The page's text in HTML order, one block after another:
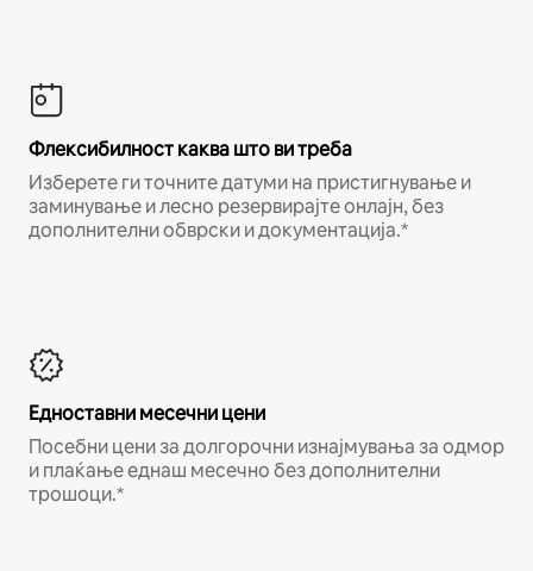
Флексибилност каква што ви треба
Изберете ги точните датуми на пристигнување и
заминување и лесно резервирајте онлајн, без
дополнителни обврски и документација.*
Едноставни месечни цени
Посебни цени за долгорочни изнајмувања за одмор
и плаќање еднаш месечно без дополнителни
трошоци.*